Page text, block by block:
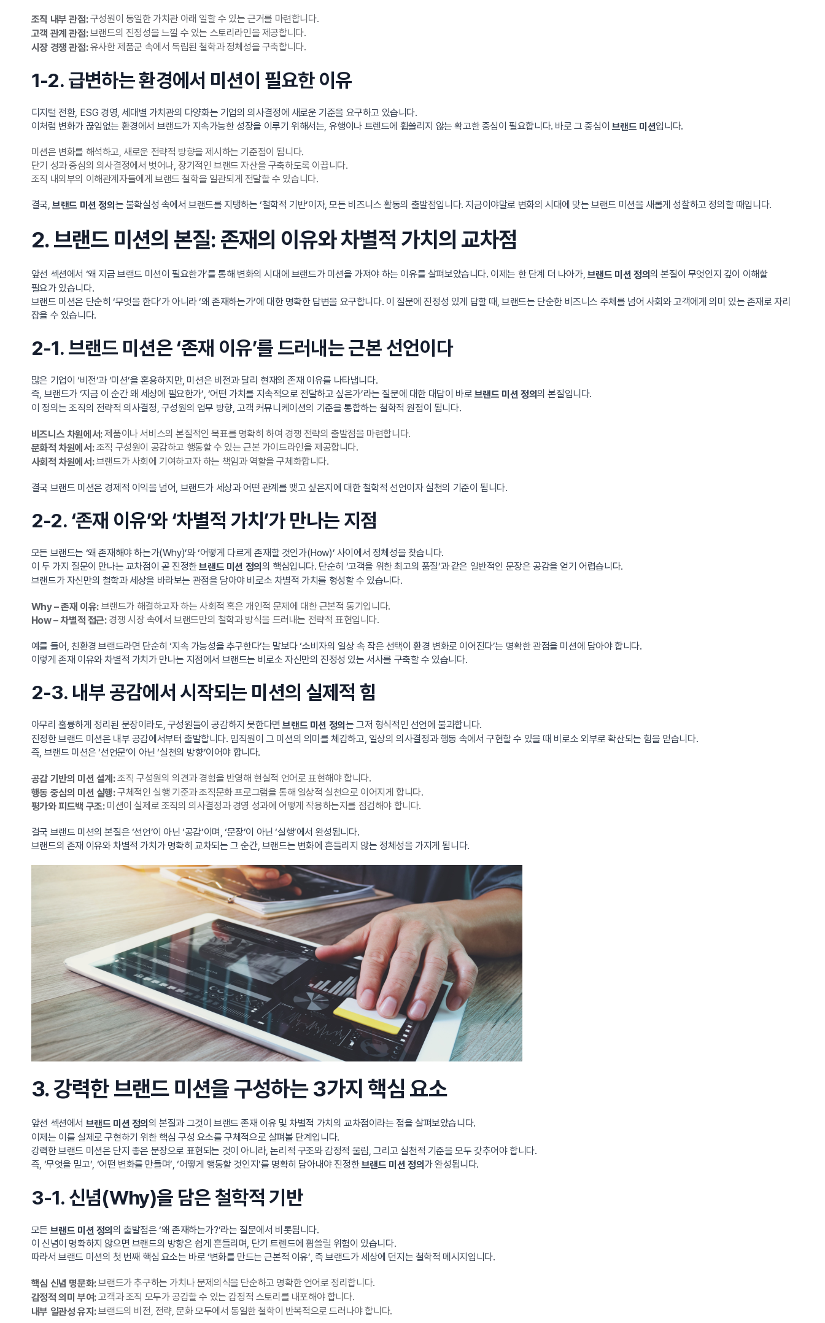
조직 내부 관점:구성원이 동일한 가치관 아래 일할 수 있는 근거를 마련합니다.
고객 관계 관점:브랜드의 진정성을 느낄 수 있는 스토리라인을 제공합니다.
시장 경쟁 관점:유사한 제품군 속에서 독립된 철학과 정체성을 구축합니다.
1-2. 급변하는 환경에서 미션이 필요한 이유
디지털 전환, ESG 경영, 세대별 가치관의 다양화는 기업의 의사결정에 새로운 기준을 요구하고 있습니다.
이처럼 변화가 끊임없는 환경에서 브랜드가 지속가능한 성장을 이루기 위해서는, 유행이나 트렌드에 휩쓸리지 않는 확고한 중심이 필요합니다. 바로 그 중심이 브랜드 미션입니다.
미션은 변화를 해석하고, 새로운 전략적 방향을 제시하는 기준점이 됩니다.
단기 성과 중심의 의사결정에서 벗어나, 장기적인 브랜드 자산을 구축하도록 이끕니다.
조직 내외부의 이해관계자들에게 브랜드 철학을 일관되게 전달할 수 있습니다.
결국,브랜드 미션 정의 는 불확실성 속에서 브랜드를 지탱하는 ‘철학적 기반’이자, 모든 비즈니스 활동의 출발점입니다. 지금이야말로 변화의 시대에 맞는 브랜드 미션을 새롭게 성찰하고 정의할 때입니다.
2. 브랜드 미션의 본질: 존재의 이유와 차별적 가치의 교차점
앞선 섹션에서 ‘왜 지금 브랜드 미션이 필요한가’를 통해 변화의 시대에 브랜드가 미션을 가져야 하는 이유를 살펴보았습니다. 이제는 한 단계 더 나아가, 브랜드 미션 정의의 본질이 무엇인지 깊이 이해할
필요가 있습니다.
브랜드 미션은 단순히 ‘무엇을 한다’가 아니라 ‘왜 존재하는가’에 대한 명확한 답변을 요구합니다. 이 질문에 진정성 있게 답할 때, 브랜드는 단순한 비즈니스 주체를 넘어 사회와 고객에게 의미 있는 존재로 자리
잡을 수 있습니다.
2-1. 브랜드 미션은 ‘존재 이유’를 드러내는 근본 선언이다
많은 기업이 ‘비전’과 ‘미션’을 혼용하지만, 미션은 비전과 달리 현재의 존재 이유를 나타냅니다.
즉, 브랜드가 ‘지금 이 순간 왜 세상에 필요한가’, ‘어떤 가치를 지속적으로 전달하고 싶은가’라는 질문에 대한 대답이 바로 브랜드 미션 정의의 본질입니다.
이 정의는 조직의 전략적 의사결정, 구성원의 업무 방향, 고객 커뮤니케이션의 기준을 통합하는 철학적 원점이 됩니다.
비즈니스 차원에서:제품이나 서비스의 본질적인 목표를 명확히 하여 경쟁 전략의 출발점을 마련합니다.
문화적 차원에서:조직 구성원이 공감하고 행동할 수 있는 근본 가이드라인을 제공합니다.
사회적 차원에서:브랜드가 사회에 기여하고자 하는 책임과 역할을 구체화합니다.
결국 브랜드 미션은 경제적 이익을 넘어, 브랜드가 세상과 어떤 관계를 맺고 싶은지에 대한 철학적 선언이자 실천의 기준이 됩니다.
2-2. ‘존재 이유’와 ‘차별적 가치’가 만나는 지점
모든 브랜드는 ‘왜 존재해야 하는가(Why)’와 ‘어떻게 다르게 존재할 것인가(How)’ 사이에서 정체성을 찾습니다.
이 두 가지 질문이 만나는 교차점이 곧 진정한브랜드 미션 정의 의 핵심입니다. 단순히 ‘고객을 위한 최고의 품질’과 같은 일반적인 문장은 공감을 얻기 어렵습니다.
브랜드가 자신만의 철학과 세상을 바라보는 관점을 담아야 비로소 차별적 가치를 형성할 수 있습니다.
Why – 존재 이유:브랜드가 해결하고자 하는 사회적 혹은 개인적 문제에 대한 근본적 동기입니다.
How – 차별적 접근:경쟁 시장 속에서 브랜드만의 철학과 방식을 드러내는 전략적 표현입니다.
예를 들어, 친환경 브랜드라면 단순히 ‘지속 가능성을 추구한다’는 말보다 ‘소비자의 일상 속 작은 선택이 환경 변화로 이어진다’는 명확한 관점을 미션에 담아야 합니다.
이렇게 존재 이유와 차별적 가치가 만나는 지점에서 브랜드는 비로소 자신만의 진정성 있는 서사를 구축할 수 있습니다.
2-3. 내부 공감에서 시작되는 미션의 실제적 힘
아무리 훌륭하게 정리된 문장이라도, 구성원들이 공감하지 못한다면브랜드 미션 정의 는 그저 형식적인 선언에 불과합니다.
진정한 브랜드 미션은 내부 공감에서부터 출발합니다. 임직원이 그 미션의 의미를 체감하고, 일상의 의사결정과 행동 속에서 구현할 수 있을 때 비로소 외부로 확산되는 힘을 얻습니다.
즉, 브랜드 미션은 ‘선언문’이 아닌 ‘실천의 방향’이어야 합니다.
공감 기반의 미션 설계:조직 구성원의 의견과 경험을 반영해 현실적 언어로 표현해야 합니다.
행동 중심의 미션 실행:구체적인 실행 기준과 조직문화 프로그램을 통해 일상적 실천으로 이어지게 합니다.
평가와 피드백 구조:미션이 실제로 조직의 의사결정과 경영 성과에 어떻게 작용하는지를 점검해야 합니다.
결국 브랜드 미션의 본질은 ‘선언’이 아닌 ‘공감’이며, ‘문장’이 아닌 ‘실행’에서 완성됩니다.
브랜드의 존재 이유와 차별적 가치가 명확히 교차되는 그 순간, 브랜드는 변화에 흔들리지 않는 정체성을 가지게 됩니다.
3. 강력한 브랜드 미션을 구성하는 3가지 핵심 요소
앞선 섹션에서 브랜드 미션 정의 의 본질과 그것이 브랜드 존재 이유 및 차별적 가치의 교차점이라는 점을 살펴보았습니다.
이제는 이를 실제로 구현하기 위한 핵심 구성 요소를 구체적으로 살펴볼 단계입니다.
강력한 브랜드 미션은 단지 좋은 문장으로 표현되는 것이 아니라, 논리적 구조와 감정적 울림, 그리고 실천적 기준을 모두 갖추어야 합니다.
즉, ‘무엇을 믿고’, ‘어떤 변화를 만들며’, ‘어떻게 행동할 것인지’를 명확히 담아내야 진정한브랜드 미션 정의 가 완성됩니다.
3-1. 신념(Why)을 담은 철학적 기반
모든 브랜드 미션 정의 의 출발점은 ‘왜 존재하는가?’라는 질문에서 비롯됩니다.
이 신념이 명확하지 않으면 브랜드의 방향은 쉽게 흔들리며, 단기 트렌드에 휩쓸릴 위험이 있습니다.
따라서 브랜드 미션의 첫 번째 핵심 요소는 바로 ‘변화를 만드는 근본적 이유’, 즉 브랜드가 세상에 던지는 철학적 메시지입니다.
핵심 신념 명문화:브랜드가 추구하는 가치나 문제의식을 단순하고 명확한 언어로 정리합니다.
감정적 의미 부여:고객과 조직 모두가 공감할 수 있는 감정적 스토리를 내포해야 합니다.
내부 일관성 유지:브랜드의 비전, 전략, 문화 모두에서 동일한 철학이 반복적으로 드러나야 합니다.